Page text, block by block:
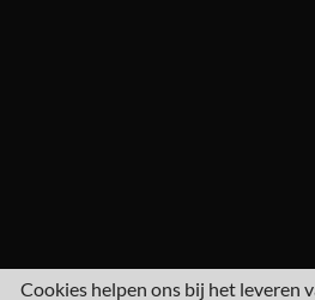
Cookies helpen ons bij het leveren